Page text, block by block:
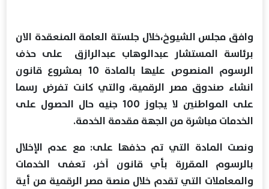
وافق مجلس الشيوخ،خلال جلستة العامة المنعقدة الان
برئاسة المستشار عبدالوهاب عبدالرازق على حذف
الرسوم المنصوص عليها بالمادة 10 بمشروع قانون
انشاء صندوق مصر الرقمية، والتي كانت تفرض رسما
على المواطنين لا يجاوز 100 جنيه حال الحصول على
الخدمات مباشرة من الجهة مقدمة الخدمة.
ونصت المادة التي تم حذفها على: مع عدم الإخلال
بالرسوم المقررة بأي قانون آخر، تعفى الخدمات
والمعاملات التي تقدم خلال منصة مصر الرقمية من أية